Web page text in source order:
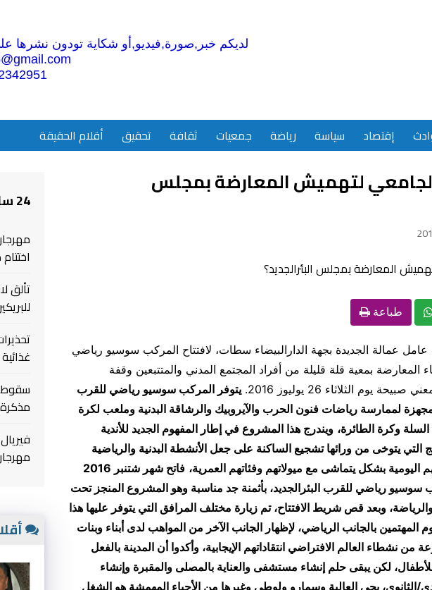
لديكم خبر,صورة,فيديو,أو شكاية تودون نشرها
إقتصاد سياسة رياضة جمعيات ثقافة تحقيق أقلام الحقيقة
لتهميش المعارضة بمجلس
طباعة
عمالة الجديدة بجهة الدارالبيضاء سطات، لافتتاح المركب سوسيو رياضي
المعارضة بمعية قلة قليلة من أفراد المجتمع المدني والمتتبعين وقفة
الثلاثاء 26 يوليوز 2016.
يتوفر المركب سوسيو رياضي للقرب
لممارسة رياضات فنون الحرب والآيروبيك والرشاقة البدنية وملعب لكرة
وكرة الطائرة، ويندرج هذا المشروع في إطار المفهوم الجديد للأندية
يتوخى من ورائها تشجيع الساكنة على جعل الأنشطة البدنية والرياضية
اليومية بشكل يتماشى مع ميولاتهم وفئاتهم العمرية،
فاتح شهر شتنبر 2016
رياضي للقرب البئرالجديد، بأثمنة جد مناسبة وهو المشروع المنجز تحت
وبعد قص شريط الافتتاح، تم زيارة مختلف المرافق التي يتوفر عليها هذا
المهتمين بالجانب الرياضي، لإظهار الجانب الآخر من المواهب لدى أبناء وبنات
من نشطاء العالم الافتراضي انتقاداتهم الإيجابية، وأكدوا أن المدينة بالفعل
لكن يبقى حلم إنشاء مستشفى والعناية بالمصلى والمقبرة وإنشاء
الثانوي، بحي العالية وسمارو ولوطى وغيرها من الأحياء المهمشة هو الشغل
24 ساعة
تألق